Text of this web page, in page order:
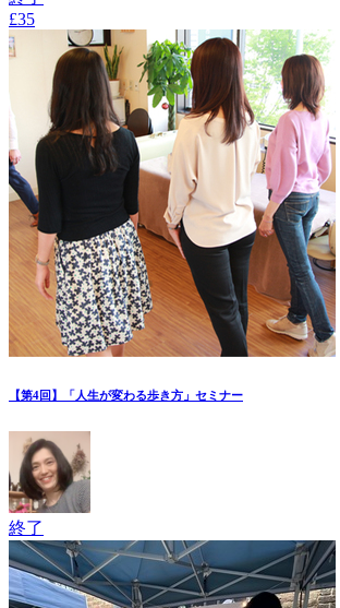
£35
【第4回】「人生が変わる歩き方」セミナー
終了